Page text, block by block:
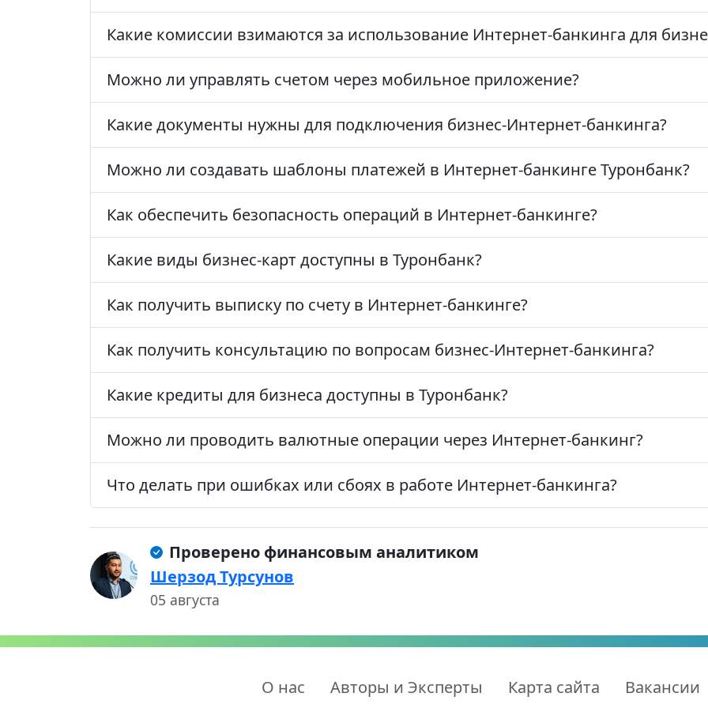
Какие комиссии взимаются за использование Интернет-банкинга для
Можно ли управлять счетом через мобильное приложение?
Какие документы нужны для подключения бизнес-Интернет-банкинга?
Можно ли создавать шаблоны платежей в Интернет-банкинге Туронбанк?
Как обеспечить безопасность операций в Интернет-банкинге?
Какие виды бизнес-карт доступны в Туронбанк?
Как получить выписку по счету в Интернет-банкинге?
Как получить консультацию по вопросам бизнес-Интернет-банкинга?
Какие кредиты для бизнеса доступны в Туронбанк?
Можно ли проводить валютные операции через Интернет-банкинг?
Что делать при ошибках или сбоях в работе Интернет-банкинга?
Проверено финансовым аналитиком
Шерзод Турсунов
05 августа
О нас Авторы и Эксперты Карта сайта Вакансии